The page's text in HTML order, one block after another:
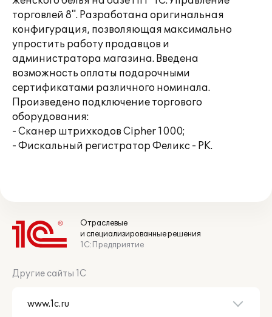
торговлей 8". Разработана оригинальная
конфигурация, позволяющая максимально
упростить работу продавцов и
администратора магазина. Введена
возможность оплаты подарочными
сертификатами различного номинала.
Произведено подключение торгового
оборудования:
- Сканер штрихкодов Cipher 1000;
- Фискальный регистратор Феликс - РК.
Отраслевые
и специализированные решения
1С:Предприятие
Другие сайты 1С